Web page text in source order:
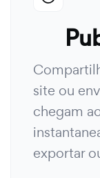
site ou
chegam
exportar